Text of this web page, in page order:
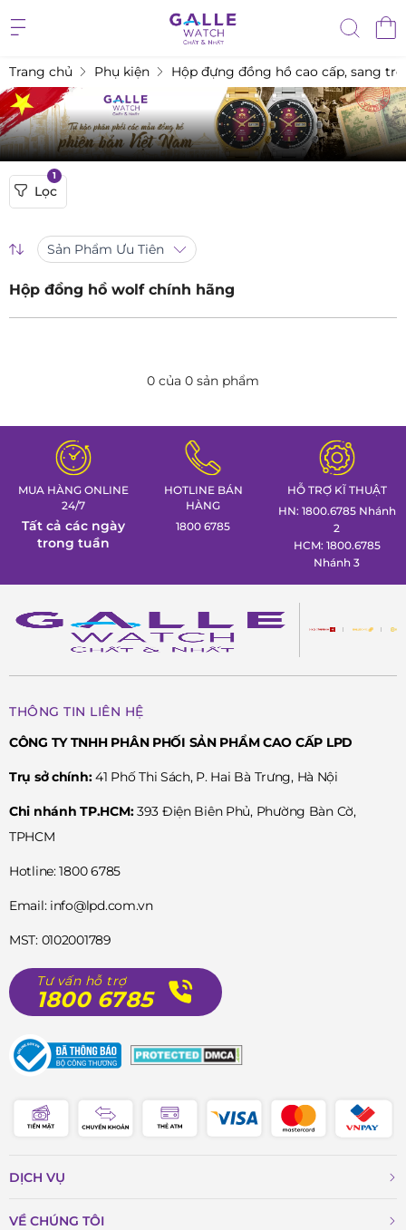
Trang chủ Phụ kiện Hộp đựng đồng hồ cao cấp, sang
Lọc
1
Hộp đồng hồ wolf chính hãng
Sản Phẩm Ưu Tiên
0 của 0 sản phẩm
MUA HÀNG ONLINE
24/7
Tất cả các ngày
trong tuần
HOTLINE BÁN
HÀNG
1800 6785
HỖ TRỢ KĨ THUẬT
HN: 1800.6785 Nhánh
2
HCM: 1800.6785
Nhánh 3
THÔNG TIN LIÊN HỆ
CÔNG TY TNHH PHÂN PHỐI SẢN PHẨM CAO CẤP LPD
Trụ sở chính:41 Phố Thi Sách, P. Hai Bà Trưng, Hà Nội
Chi nhánh TP.HCM:393 Điện Biên Phủ, Phường Bàn Cờ,
TPHCM
Hotline: 1800 6785
Email: info@lpd.com.vn
MST: 0102001789
Tư vấn hỗ trợ
1800 6785
DỊCH VỤ
VỀ CHÚNG TÔI